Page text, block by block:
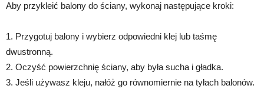
Aby przykleić balony do ściany, wykonaj następujące kroki:
1. Przygotuj balony i wybierz odpowiedni klej lub taśmę
dwustronną.
2. Oczyść powierzchnię ściany, aby była sucha i gładka.
3. Jeśli używasz kleju, nałóż go równomiernie na tyłach balonów.